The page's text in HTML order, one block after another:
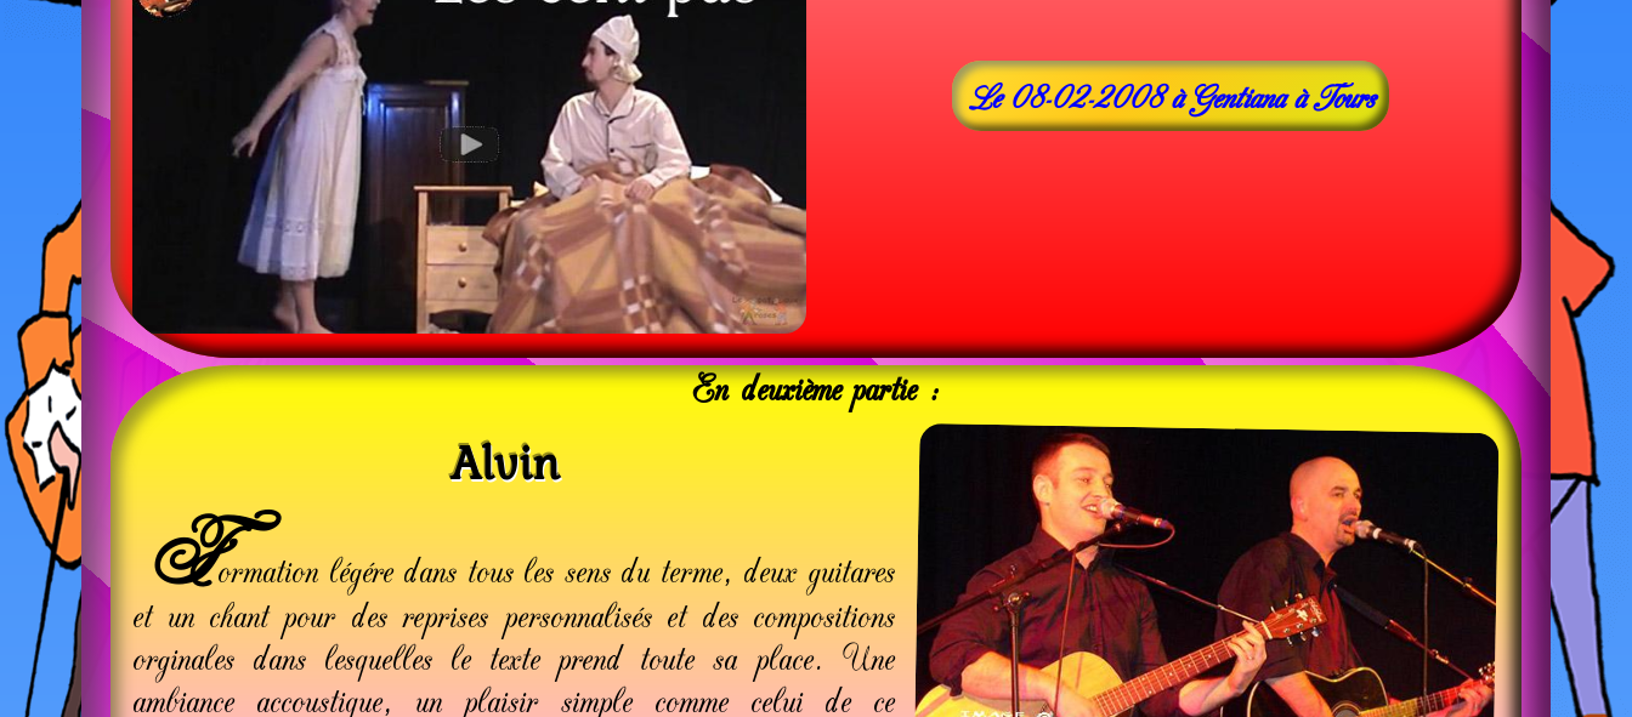
Le 08-02-2008 à Gentiana à Tours
En deuxième partie :
Alvin
Formation légére dans tous les sens du terme, deux guitares
et un chant pour des reprises personnalisés et des compositions
orginales dans lesquelles le texte prend toute sa place. Une
ambiance accoustique, un plaisir simple comme celui de ce